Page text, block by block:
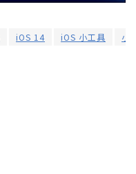
iOS 14 iOS 小工具 小